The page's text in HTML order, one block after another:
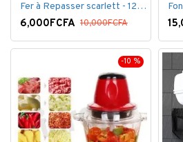
Fer à Repasser scarlett - 1200 W - Bleu Blanc
6,000FCFA 10,000FCFA
-10 %